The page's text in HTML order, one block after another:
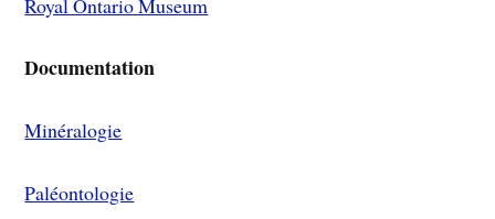
Documentation
Minéralogie
Paléontologie